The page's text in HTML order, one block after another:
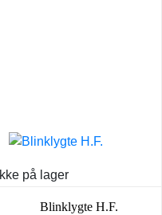
Ikke på lager
Blinklygte H.F.